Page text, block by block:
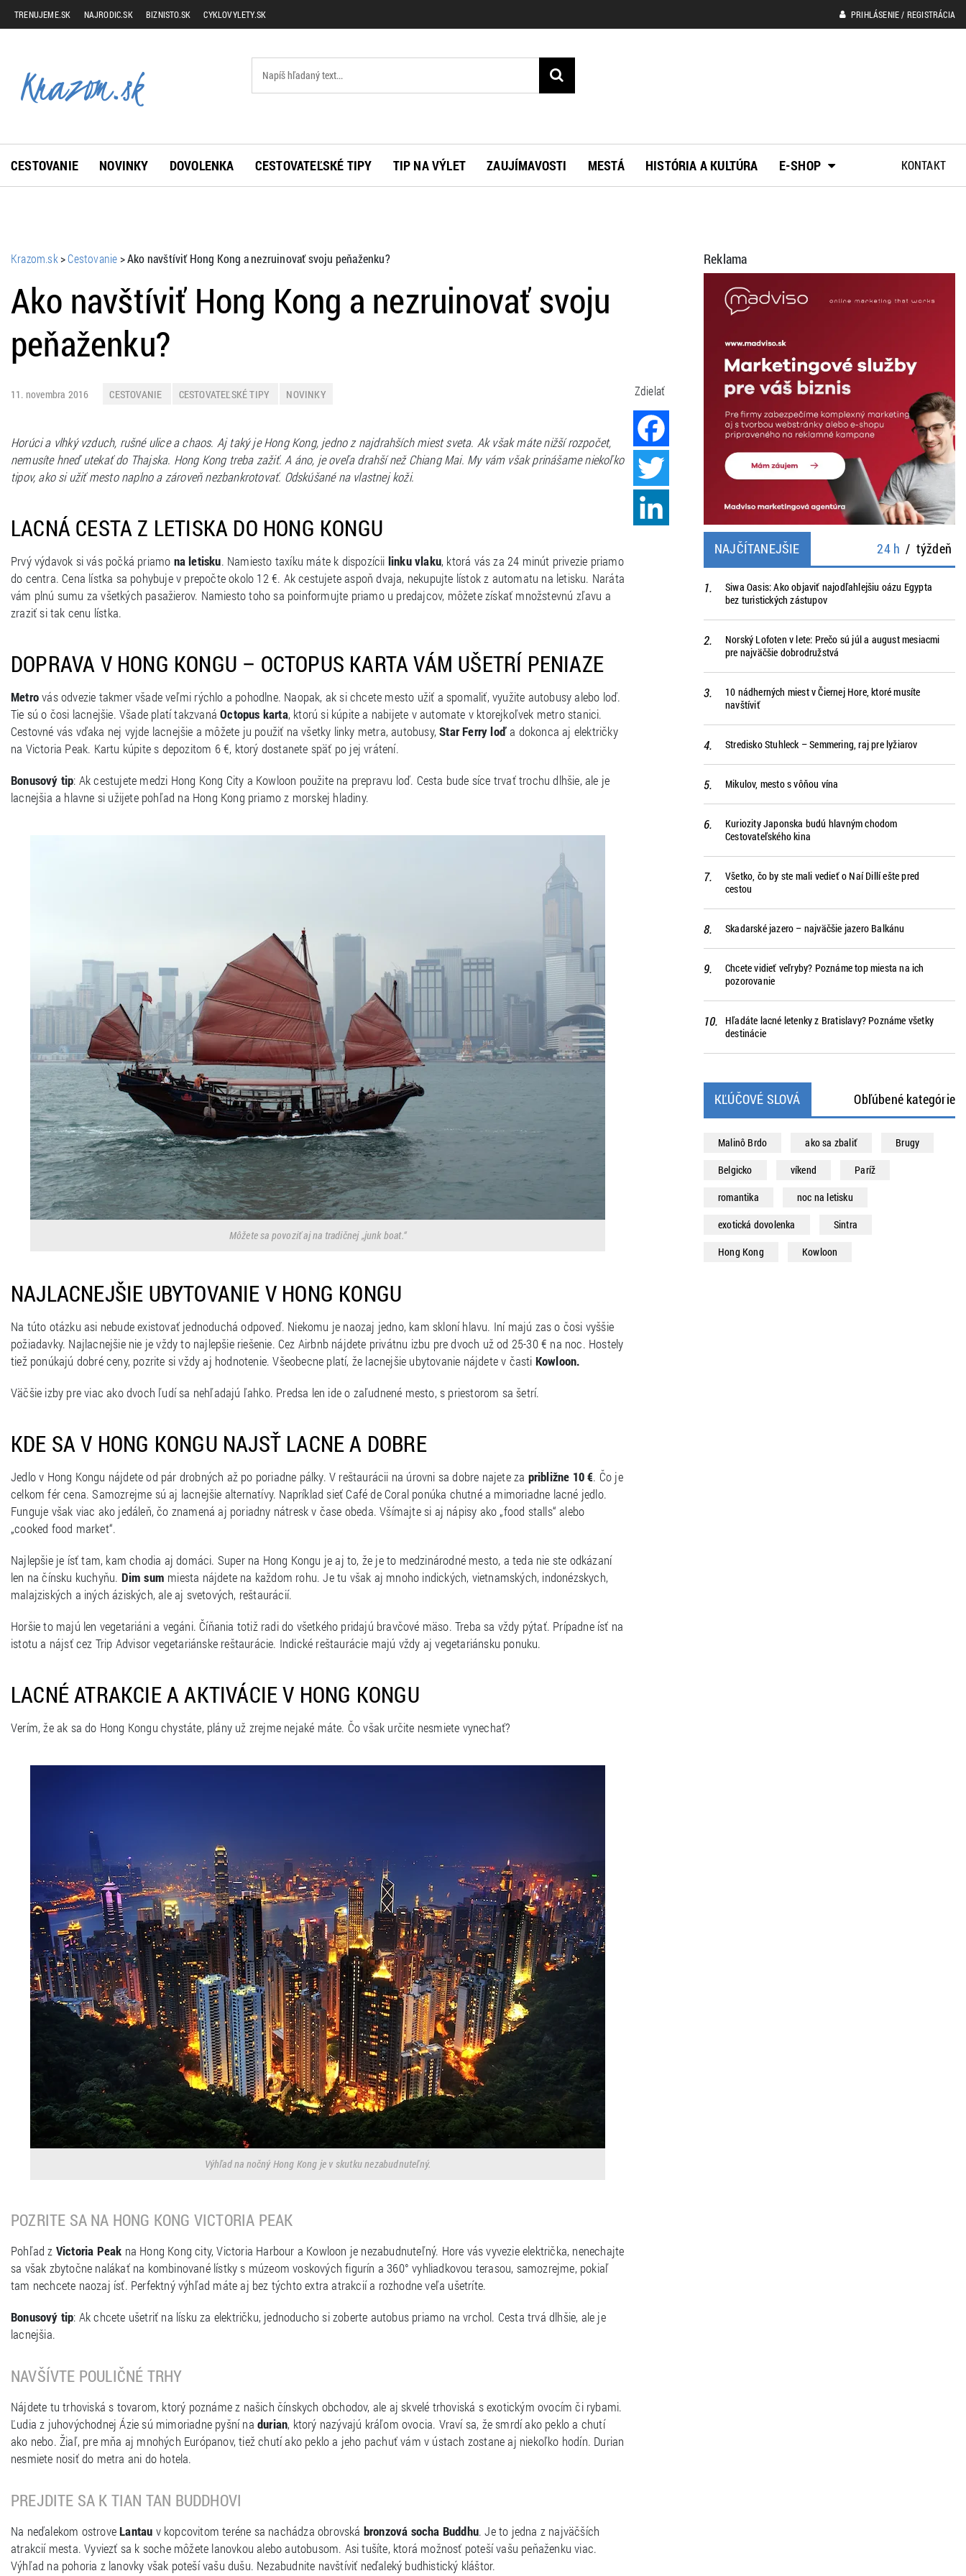
TRENUJEME.SK NAJRODIC.SK BIZNISTO.SK CYKLOVYLETY.SK PRIHLÁSENIE / REGISTRÁCIA
CESTOVANIE NOVINKY DOVOLENKA CESTOVATEĽSKÉ TIPY TIP NA VÝLET ZAUJÍMAVOSTI MESTÁ HISTÓRIA A KULTÚRA E-SHOP KONTAKT
Krazom.sk>Cestovanie>Ako navštíviť Hong Kong a nezruinovať svoju peňaženku?
Ako navštíviť Hong Kong a nezruinovať svoju
peňaženku?
11. novembra 2016 CESTOVANIE CESTOVATEĽSKÉ TIPY NOVINKY
Horúci a vlhký vzduch, rušné ulice a chaos. Aj taký je Hong Kong, jedno z najdrahších miest sveta. Ak však máte nižší rozpočet,
nemusíte hneď utekať do Thajska. Hong Kong treba zažiť. A áno, je oveľa drahší než Chiang Mai. My vám však prinášame niekoľko
tipov, ako si užiť mesto naplno a zároveň nezbankrotovať. Odskúšané na vlastnej koži.
LACNÁ CESTA Z LETISKA DO HONG KONGU
Prvý výdavok si vás počká priamo na letisku. Namiesto taxíku máte k dispozícii linku vlaku, ktorá vás za 24 minút privezie priamo
do centra. Cena lístka sa pohybuje v prepočte okolo 12 €. Ak cestujete aspoň dvaja, nekupujte lístok z automatu na letisku. Naráta
vám plnú sumu za všetkých pasažierov. Namiesto toho sa poinformujte priamo u predajcov, môžete získať množstevnú zľavu a
zraziť si tak cenu lístka.
DOPRAVA V HONG KONGU – OCTOPUS KARTA VÁM UŠETRÍ PENIAZE
Metrovás odvezie takmer všade veľmi rýchlo a pohodlne. Naopak, ak si chcete mesto užiť a spomaliť, využite autobusy alebo loď.
Tie sú o čosi lacnejšie. Všade platí takzvanáOctopus karta, ktorú si kúpite a nabijete v automate v ktorejkoľvek metro stanici.
Cestovné vás vďaka nej vyjde lacnejšie a môžete ju použiť na všetky linky metra, autobusy,Star Ferry loďa dokonca aj električky
na Victoria Peak. Kartu kúpite s depozitom 6 €, ktorý dostanete späť po jej vrátení.
Bonusový tip: Ak cestujete medzi Hong Kong City a Kowloon použite na prepravu loď. Cesta bude síce trvať trochu dlhšie, ale je
lacnejšia a hlavne si užijete pohľad na Hong Kong priamo z morskej hladiny.
Môžete sa povoziť aj na tradičnej „junk boat.“
NAJLACNEJŠIE UBYTOVANIE V HONG KONGU
Na túto otázku asi nebude existovať jednoduchá odpoveď. Niekomu je naozaj jedno, kam skloní hlavu. Iní majú zas o čosi vyššie
požiadavky. Najlacnejšie nie je vždy to najlepšie riešenie. Cez Airbnb nájdete privátnu izbu pre dvoch už od 25-30 € na noc. Hostely
tiež ponúkajú dobré ceny, pozrite si vždy aj hodnotenie. Všeobecne platí, že lacnejšie ubytovanie nájdete v časti Kowloon.
Väčšie izby pre viac ako dvoch ľudí sa nehľadajú ľahko. Predsa len ide o zaľudnené mesto, s priestorom sa šetrí.
KDE SA V HONG KONGU NAJSŤ LACNE A DOBRE
Jedlo v Hong Kongu nájdete od pár drobných až po poriadne pálky. V reštaurácii na úrovni sa dobre najete za približne 10 €. Čo je
celkom fér cena. Samozrejme sú aj lacnejšie alternatívy. Napríklad sieť Café de Coral ponúka chutné a mimoriadne lacné jedlo.
Funguje však viac ako jedáleň, čo znamená aj poriadny nátresk v čase obeda. Všímajte si aj nápisy ako „food stalls“ alebo
„cooked food market“.
Najlepšie je ísť tam, kam chodia aj domáci. Super na Hong Kongu je aj to, že je to medzinárodné mesto, a teda nie ste odkázaní
len na čínsku kuchyňu. Dim sum miesta nájdete na každom rohu. Je tu však aj mnoho indických, vietnamských, indonézskych,
malajziských a iných áziských, ale aj svetových, reštaurácií.
Horšie to majú len vegetariáni a vegáni. Číňania totiž radi do všetkého pridajú bravčové mäso. Treba sa vždy pýtať. Prípadne ísť na
istotu a nájsť cez Trip Advisor vegetariánske reštaurácie. Indické reštaurácie majú vždy aj vegetariánsku ponuku.
LACNÉ ATRAKCIE A AKTIVÁCIE V HONG KONGU
Verím, že ak sa do Hong Kongu chystáte, plány už zrejme nejaké máte. Čo však určite nesmiete vynechať?
Výhľad na nočný Hong Kong je v skutku nezabudnuteľný.
POZRITE SA NA HONG KONG VICTORIA PEAK
Pohľad z Victoria Peak na Hong Kong city, Victoria Harbour a Kowloon je nezabudnuteľný. Hore vás vyvezie električka, nenechajte
sa však zbytočne nalákať na kombinované lístky s múzeom voskových figurín a 360° vyhliadkovou terasou, samozrejme, pokiaľ
tam nechcete naozaj ísť. Perfektný výhľad máte aj bez týchto extra atrakcií a rozhodne veľa ušetríte.
Bonusový tip: Ak chcete ušetriť na lísku za električku, jednoducho si zoberte autobus priamo na vrchol. Cesta trvá dlhšie, ale je
lacnejšia.
NAVŠÍVTE POULIČNÉ TRHY
Nájdete tu trhoviská s tovarom, ktorý poznáme z našich čínskych obchodov, ale aj skvelé trhoviská s exotickým ovocím či rybami.
Ľudia z juhovýchodnej Ázie sú mimoriadne pyšní nadurian, ktorý nazývajú kráľom ovocia. Vraví sa, že smrdí ako peklo a chutí
ako nebo. Žiaľ, pre mňa aj mnohých Európanov, tiež chutí ako peklo a jeho pachuť vám v ústach zostane aj niekoľko hodín. Durian
nesmiete nosiť do metra ani do hotela.
PREJDITE SA K TIAN TAN BUDDHOVI
Na neďalekom ostrove Lantau v kopcovitom teréne sa nachádza obrovská bronzová socha Buddhu. Je to jedna z najväčších
atrakcií mesta. Vyviezť sa k soche môžete lanovkou alebo autobusom. Asi tušíte, ktorá možnosť poteší vašu peňaženku viac.
Výhľad na pohoria z lanovky však poteší vašu dušu. Nezabudnite navštíviť neďaleký budhistický kláštor.
Zdielať
Reklama
NAJČÍTANEJŠIE 24 h / týždeň
Siwa Oasis: Ako objaviť najodľahlejšiu oázu Egypta
bez turistických zástupov
Norský Lofoten v lete: Prečo sú júl a august mesiacmi
pre najväčšie dobrodružstvá
10 nádherných miest v Čiernej Hore, ktoré musíte
navštíviť
Stredisko Stuhleck – Semmering, raj pre lyžiarov
Mikulov, mesto s vôňou vína
Kuriozity Japonska budú hlavným chodom
Cestovateľského kina
Všetko, čo by ste mali vedieť o Naí Dillí ešte pred
cestou
Skadarské jazero – najväčšie jazero Balkánu
Chcete vidieť veľryby? Poznáme top miesta na ich
pozorovanie
Hľadáte lacné letenky z Bratislavy? Poznáme všetky
destinácie
KĽÚČOVÉ SLOVÁ Obľúbené kategórie
Malinô Brdo ako sa zbaliť
Brugy
Belgicko
víkend
Paríž
romantika
noc na letisku
exotická dovolenka
Sintra
Hong Kong
Kowloon